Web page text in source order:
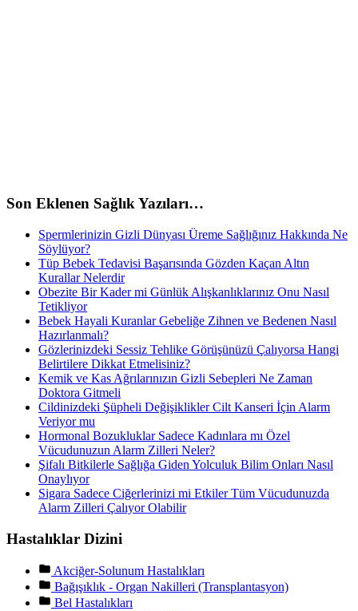
Son Eklenen Sağlık Yazıları…
Spermlerinizin Gizli Dünyası Üreme Sağlığınız Hakkında Ne
Söylüyor?
Tüp Bebek Tedavisi Başarısında Gözden Kaçan Altın
Kurallar Nelerdir
Obezite Bir Kader mi Günlük Alışkanlıklarınız Onu Nasıl
Tetikliyor
Bebek Hayali Kuranlar Gebeliğe Zihnen ve Bedenen Nasıl
Hazırlanmalı?
Gözlerinizdeki Sessiz Tehlike Görüşünüzü Çalıyorsa Hangi
Belirtilere Dikkat Etmelisiniz?
Kemik ve Kas Ağrılarınızın Gizli Sebepleri Ne Zaman
Doktora Gitmeli
Cildinizdeki Şüpheli Değişiklikler Cilt Kanseri İçin Alarm
Veriyor mu
Hormonal Bozukluklar Sadece Kadınlara mı Özel
Vücudunuzun Alarm Zilleri Neler?
Şifalı Bitkilerle Sağlığa Giden Yolculuk Bilim Onları Nasıl
Onaylıyor
Sigara Sadece Ciğerlerinizi mi Etkiler Tüm Vücudunuzda
Alarm Zilleri Çalıyor Olabilir
Hastalıklar Dizini
Akciğer-Solunum Hastalıkları
Bağışıklık - Organ Nakilleri (Transplantasyon)
Bel Hastalıkları